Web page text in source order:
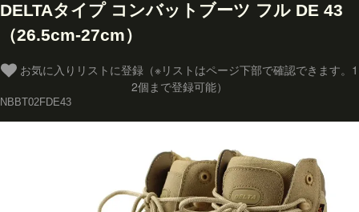
DELTAタイプ コンバットブーツ フル DE 43
（26.5cm-27cm）
2個まで登録可能）
NBBT02FDE43